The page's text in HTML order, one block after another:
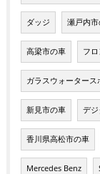
ダッジ 瀬戸内
高梁市の車 フ
ガラスウォータース
新見市の車 デ
香川県高松市の車
Mercedes Benz